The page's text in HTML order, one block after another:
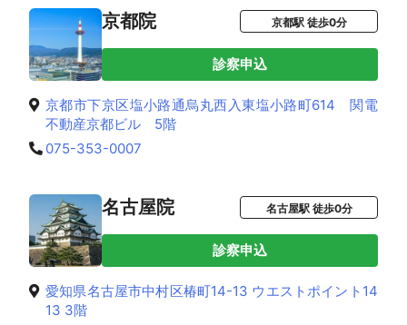
京都院 京都駅 徒歩0分
診察申込
京都市下京区塩小路通烏丸西入東塩小路町614 関電
不動産京都ビル 5階
075-353-0007
名古屋院 名古屋駅 徒歩0分
診察申込
愛知県名古屋市中村区椿町14-13 ウエストポイント14
13 3階